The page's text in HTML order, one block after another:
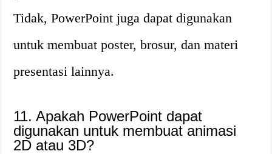
Tidak, PowerPoint juga dapat digunakan
untuk membuat poster, brosur, dan materi
presentasi lainnya.
11. Apakah PowerPoint dapat
digunakan untuk membuat animasi
2D atau 3D?